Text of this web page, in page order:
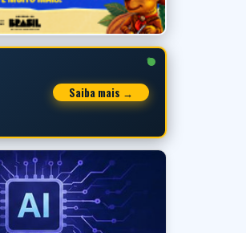
Saiba mais →